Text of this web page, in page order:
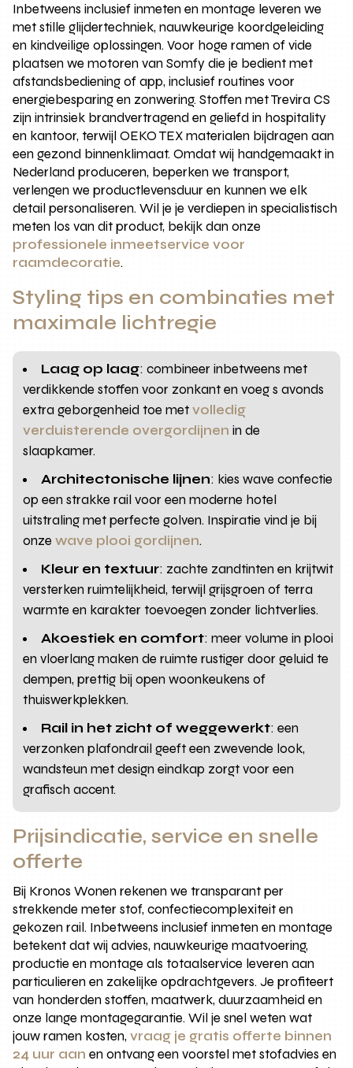
Inbetweens inclusief inmeten en montage leveren we
met stille glijdertechniek, nauwkeurige koordgeleiding
en kindveilige oplossingen. Voor hoge ramen of vide
plaatsen we motoren van Somfy die je bedient met
afstandsbediening of app, inclusief routines voor
energiebesparing en zonwering. Stoffen met Trevira CS
zijn intrinsiek brandvertragend en geliefd in hospitality
en kantoor, terwijl OEKO TEX materialen bijdragen aan
een gezond binnenklimaat. Omdat wij handgemaakt in
Nederland produceren, beperken we transport,
verlengen we productlevensduur en kunnen we elk
detail personaliseren. Wil je je verdiepen in specialistisch
meten los van dit product, bekijk dan onze
professionele inmeetservice voor
raamdecoratie.
Styling tips en combinaties met
maximale lichtregie
Laag op laag: combineer inbetweens met
verdikkende stoffen voor zonkant en voeg s avonds
extra geborgenheid toe metvolledig
verduisterende overgordijnen in de
slaapkamer.
Architectonische lijnen: kies wave confectie
op een strakke rail voor een moderne hotel
uitstraling met perfecte golven. Inspiratie vind je bij
onzewave plooi gordijnen.
Kleur en textuur: zachte zandtinten en krijtwit
versterken ruimtelijkheid, terwijl grijsgroen of terra
warmte en karakter toevoegen zonder lichtverlies.
Akoestiek en comfort: meer volume in plooi
en vloerlang maken de ruimte rustiger door geluid te
dempen, prettig bij open woonkeukens of
thuiswerkplekken.
Rail in het zicht of weggewerkt: een
verzonken plafondrail geeft een zwevende look,
wandsteun met design eindkap zorgt voor een
grafisch accent.
Prijsindicatie, service en snelle
offerte
Bij Kronos Wonen rekenen we transparant per
strekkende meter stof, confectiecomplexiteit en
gekozen rail. Inbetweens inclusief inmeten en montage
betekent dat wij advies, nauwkeurige maatvoering,
productie en montage als totaalservice leveren aan
particulieren en zakelijke opdrachtgevers. Je profiteert
van honderden stoffen, maatwerk, duurzaamheid en
onze lange montagegarantie. Wil je snel weten wat
jouw ramen kosten,vraag je gratis offerte binnen
24 uur aan en ontvang een voorstel met stofadvies en